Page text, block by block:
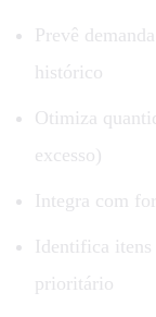
Prevê
histórico
Otimiza
excesso)
Integra com
Identifica
prioritário